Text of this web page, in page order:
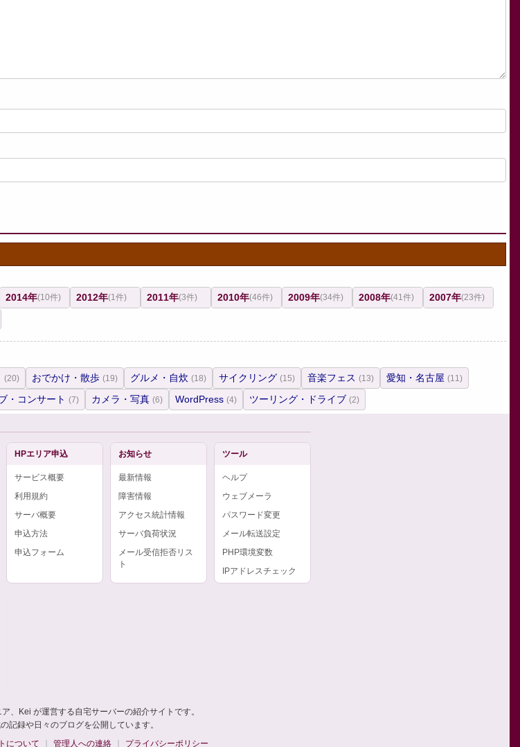
2014年(10件) 2012年(1件) 2011年(3件) 2010年(46件) 2009年(34件) 2008年(41件) 2007年(23件)
(20) おでかけ・散歩 (19) グルメ・自炊 (18) サイクリング (15) 音楽フェス (13) 愛知・名古屋 (11)
・コンサート (7) カメラ・写真 (6) WordPress (4) ツーリング・ドライブ (2)
HPエリア申込
サービス概要
利用規約
サーバ概要
申込方法
申込フォーム
お知らせ
最新情報
障害情報
アクセス統計情報
サーバ負荷状況
メール受信拒否リス
ト
ツール
ヘルプ
ウェブメーラ
パスワード変更
メール転送設定
PHP環境変数
IPアドレスチェック
、Kei が運営する自宅サーバーの紹介サイトです。
記録や日々のブログを公開しています。
について 管理人への連絡 プライバシーポリシー